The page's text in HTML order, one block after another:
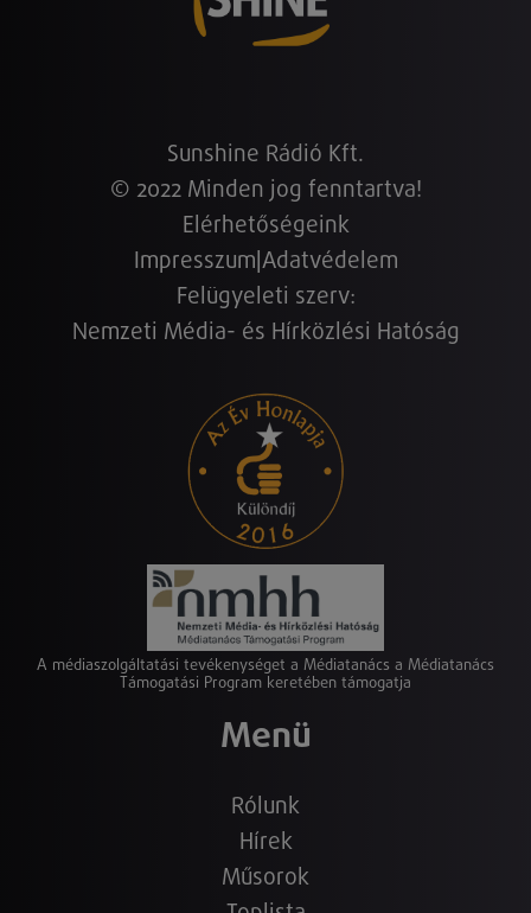
Sunshine Rádió Kft.
© 2022 Minden jog fenntartva!
Elérhetőségeink
Impresszum Adatvédelem
Felügyeleti szerv:
Nemzeti Média- és Hírközlési Hatóság
A médiaszolgáltatási tevékenységet a Médiatanács a Médiatanács
Támogatási Program keretében támogatja
Menü
Rólunk
Hírek
Műsorok